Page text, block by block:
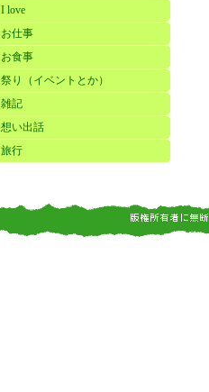
I love
お仕事
お食事
祭り（イベントとか）
雑記
想い出話
旅行